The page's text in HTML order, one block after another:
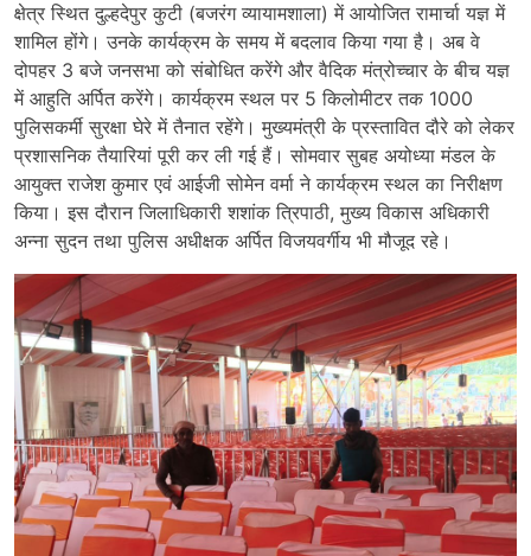
क्षेत्र स्थित दुल्हदेपुर कुटी (बजरंग व्यायामशाला) में आयोजित रामार्चा यज्ञ में
शामिल होंगे। उनके कार्यक्रम के समय में बदलाव किया गया है। अब वे
दोपहर 3 बजे जनसभा को संबोधित करेंगे और वैदिक मंत्रोच्चार के बीच यज्ञ
में आहुति अर्पित करेंगे। कार्यक्रम स्थल पर 5 किलोमीटर तक 1000
पुलिसकर्मी सुरक्षा घेरे में तैनात रहेंगे। मुख्यमंत्री के प्रस्तावित दौरे को लेकर
प्रशासनिक तैयारियां पूरी कर ली गई हैं। सोमवार सुबह अयोध्या मंडल के
आयुक्त राजेश कुमार एवं आईजी सोमेन वर्मा ने कार्यक्रम स्थल का निरीक्षण
किया। इस दौरान जिलाधिकारी शशांक त्रिपाठी, मुख्य विकास अधिकारी
अन्ना सुदन तथा पुलिस अधीक्षक अर्पित विजयवर्गीय भी मौजूद रहे।